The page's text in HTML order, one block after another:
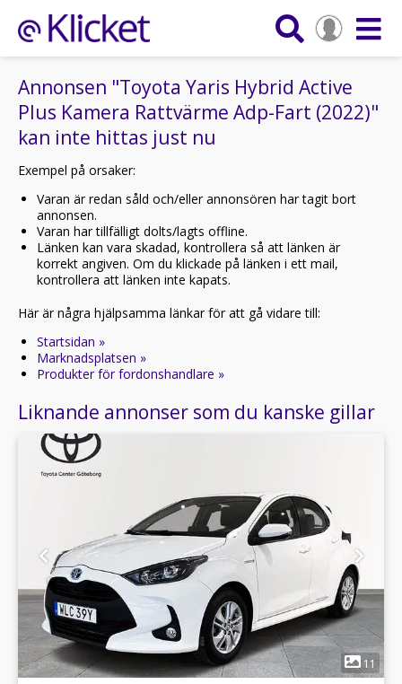
Annonsen "Toyota Yaris Hybrid Active
Plus Kamera Rattvärme Adp-Fart (2022)"
kan inte hittas just nu
Exempel på orsaker:
Varan är redan såld och/eller annonsören har tagit bort
annonsen.
Varan har tillfälligt dolts/lagts offline.
Länken kan vara skadad, kontrollera så att länken är
korrekt angiven. Om du klickade på länken i ett mail,
kontrollera att länken inte kapats.
Här är några hjälpsamma länkar för att gå vidare till:
Startsidan »
Marknadsplatsen »
Produkter för fordonshandlare »
Liknande annonser som du kanske gillar
1
11